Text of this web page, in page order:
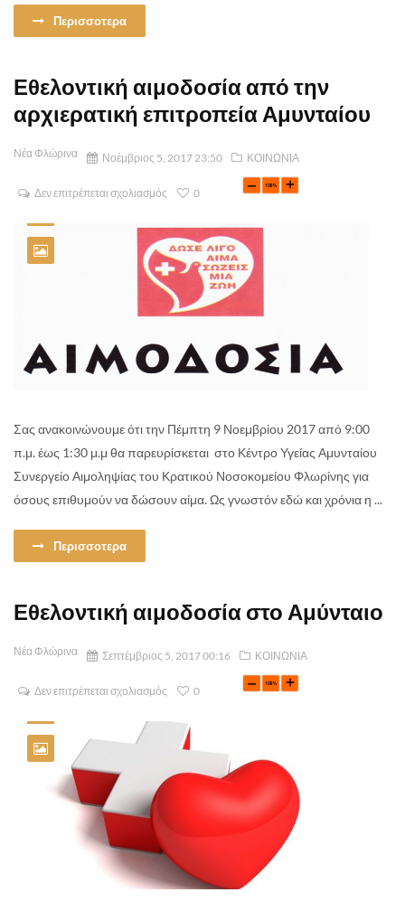
Περισσοτερα
Εθελοντική αιμοδοσία από την
αρχιερατική επιτροπεία Αμυνταίου
Νέα Φλώρινα Νοέμβριος 5, 2017 23:50 ΚΟΙΝΩΝΙΑ
Δεν επιτρέπεται σχολιασμός 0
Σας ανακοινώνουμε ότι την Πέμπτη 9 Νοεμβρίου 2017 από 9:00
π.μ. έως 1:30 μ.μ θα παρευρίσκεται στο Κέντρο Υγείας Αμυνταίου
Συνεργείο Αιμοληψίας του Κρατικού Νοσοκομείου Φλωρίνης για
όσους επιθυμούν να δώσουν αίμα. Ως γνωστόν εδώ και χρόνια η ...
Περισσοτερα
Εθελοντική αιμοδοσία στο Αμύνταιο
Νέα Φλώρινα Σεπτέμβριος 5, 2017 00:16 ΚΟΙΝΩΝΙΑ
Δεν επιτρέπεται σχολιασμός 0